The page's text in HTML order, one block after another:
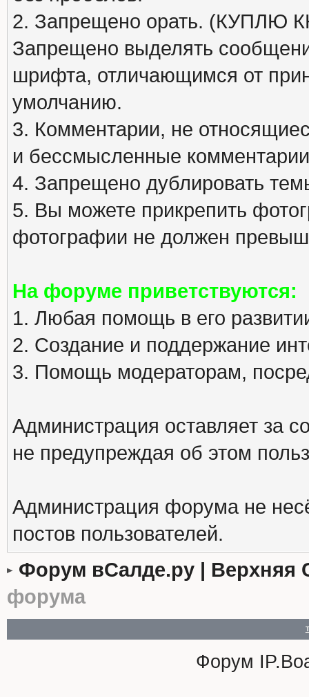
2. Запрещено орать. (КУПЛЮ
Запрещено выделять
шрифта, отличающимся от
умолчанию.
3. Комментарии, не
и бессмысленные
4. Запрещено дублировать
5. Вы можете прикрепить
фотографии не должен
На форуме приветствуются:
1. Любая помощь в его
2. Создание и поддержание
3. Помощь модераторам,
Администрация оставляет за
не предупреждая об этом
Администрация форума не
постов пользователей.
Форум вСалде.ру | Верхняя
форума
Форум